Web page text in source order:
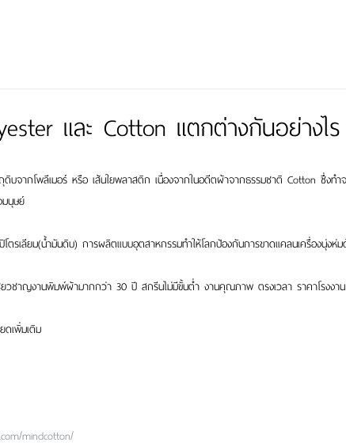
และ Cotton แตกต่างกันอย่างไ
จากโพลีเมอร์ หรือ เส้นใยพลาสติก เนื่องจากในอดีตผ้าจากธรรมชาติ Cotton ซึ่งท
นุษย์
ตรเลียม(น้ำมันดิบ) การผลิตแบบอุตสาหกรรมทำให้โลกป้องกันการขาดแคลนเครื่องนุ่งห่
วชาญงานพิมพ์ผ้ามากกว่า 30 ปี สกรีนไม่มีขั้นต่ำ งานคุณภาพ ตรงเวลา ราคาโรงงาน
เพิ่มเติม
mindcotton/